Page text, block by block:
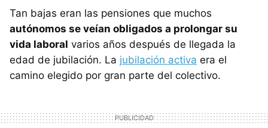
Tan bajas eran las pensiones que muchos
autónomos se veían obligados a prolongar su
vida laboral varios años después de llegada la
edad de jubilación. La jubilación activa era el
camino elegido por gran parte del colectivo.